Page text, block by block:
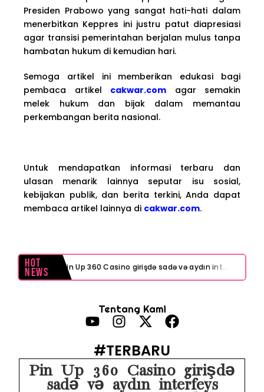
Presiden Prabowo yang sangat hati-hati dalam
menerbitkan Keppres ini justru patut diapresiasi
agar transisi pemerintahan berjalan mulus tanpa
hambatan hukum di kemudian hari.
Semoga artikel ini memberikan edukasi bagi
pembaca artikel cakwar.com agar semakin
melek hukum dan bijak dalam memantau
perkembangan berita nasional.
Untuk mendapatkan informasi terbaru dan
ulasan menarik lainnya seputar isu sosial,
kebijakan publik, dan berita terkini, Anda dapat
membaca artikel lainnya di cakwar.com.
Hot
News Pin Up 360 Casino girişdə sadə və aydın interfeys necə işinizi asanlaşdırır
Navigating online poker sites Australia feels surprisingly intuitive for newcomers
Tentang Kami
#TERBARU
Pin Up 360 Casino girişdə
sadə və aydın interfeys